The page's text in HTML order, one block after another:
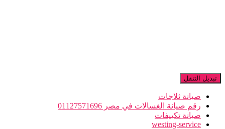
تبديل التنقل
صيانة ثلاجات
رقم صيانة الغسالات في مصر 01127571696
صيانة تكييفات
westing-service